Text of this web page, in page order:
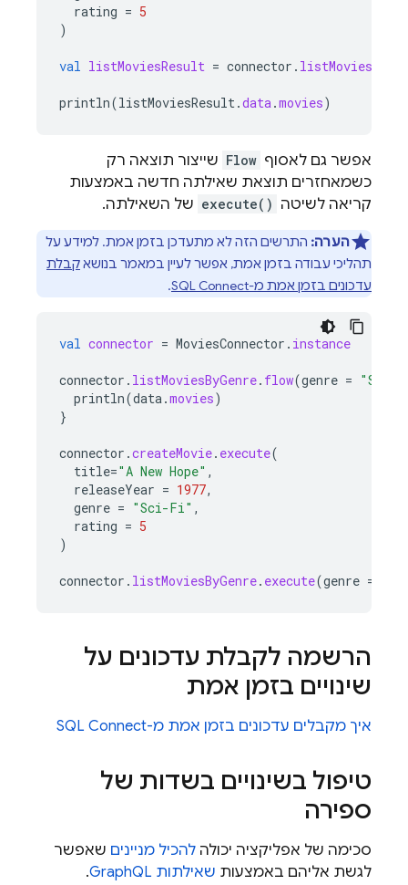
rating = 5
)
val listMoviesResult = connector .
println(listMoviesResult.data.movies)
אפשר גם לאסוף Flow שייצור תוצאה רק
כשמאחזרים תוצאת שאילתה חדשה באמצעות
קריאה לשיטה execute() של השאילתה.
הערה: התרשים הזה לא מתעדכן בזמן אמת. למידע על
תהליכי עבודה בזמן אמת, אפשר לעיין במאמר בנושאקבלת
עדכונים בזמן אמת מ-SQL Connect
.
val connector = MoviesConnector . instance
connector . listMoviesByGenre. flow(genre = "Sci-
println(data.movies)
}
connector .createMovie. execute(
title="A New Hope" ,
releaseYear = 1977,
genre = "Sci-Fi" ,
rating = 5
)
connector . listMoviesByGenre. execute(genre =
הרשמה לקבלת עדכונים על
שינויים בזמן אמת
איך מקבלים עדכונים בזמן אמת מ-SQL Connect
טיפול בשינויים בשדות של
ספירה
סכימה של אפליקציה יכולה להכיל מניינים שאפשר
לגשת אליהם באמצעות שאילתות GraphQL
.